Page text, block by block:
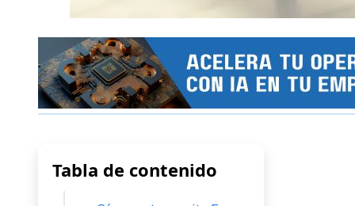
Tabla de contenido